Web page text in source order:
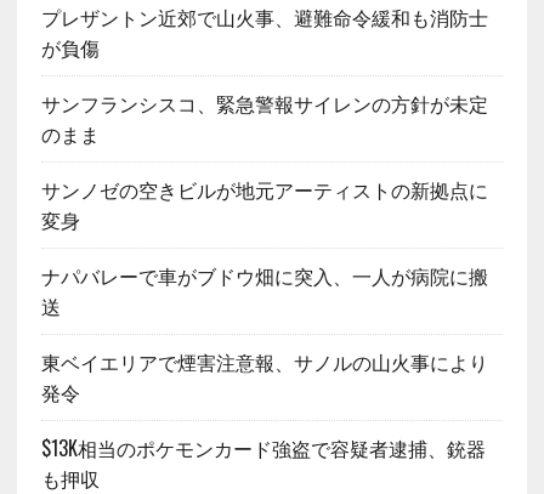
プレザントン近郊で山火事、避難命令緩和も消防士
が負傷
サンフランシスコ、緊急警報サイレンの方針が未定
のまま
サンノゼの空きビルが地元アーティストの新拠点に
変身
ナパバレーで車がブドウ畑に突入、一人が病院に搬
送
東ベイエリアで煙害注意報、サノルの山火事により
発令
$13K相当のポケモンカード強盗で容疑者逮捕、銃器
も押収